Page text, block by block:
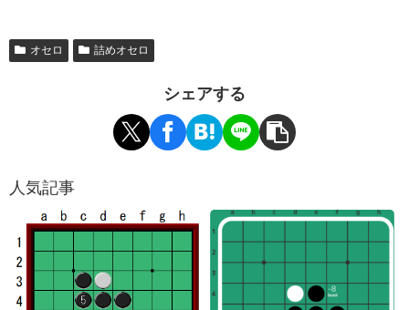
オセロ 詰めオセロ
シェアする
人気記事